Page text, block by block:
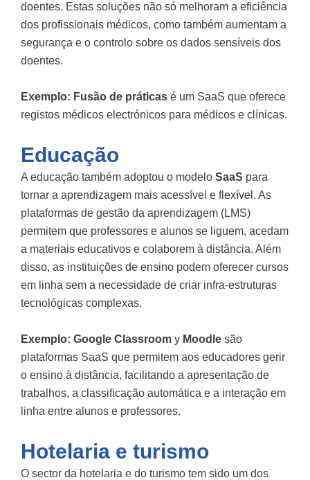
doentes. Estas soluções não só melhoram a eficiência
dos profissionais médicos, como também aumentam a
segurança e o controlo sobre os dados sensíveis dos
doentes.
Exemplo: Fusão de práticas é um SaaS que oferece
registos médicos electrónicos para médicos e clínicas.
Educação
A educação também adoptou o modelo SaaS para
tornar a aprendizagem mais acessível e flexível. As
plataformas de gestão da aprendizagem (LMS)
permitem que professores e alunos se liguem, acedam
a materiais educativos e colaborem à distância. Além
disso, as instituições de ensino podem oferecer cursos
em linha sem a necessidade de criar infra-estruturas
tecnológicas complexas.
Exemplo: Google Classroom y Moodle são
plataformas SaaS que permitem aos educadores gerir
o ensino à distância, facilitando a apresentação de
trabalhos, a classificação automática e a interação em
linha entre alunos e professores.
Hotelaria e turismo
O sector da hotelaria e do turismo tem sido um dos